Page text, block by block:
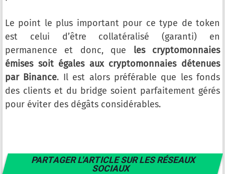
Le point le plus important pour ce type de token
est celui d’être collatéralisé (garanti) en
permanence et donc, que les cryptomonnaies
émises soit égales aux cryptomonnaies détenues
par Binance. Il est alors préférable que les fonds
des clients et du bridge soient parfaitement gérés
pour éviter des dégâts considérables.
PARTAGER L'ARTICLE SUR LES RÉSEAUX
SOCIAUX